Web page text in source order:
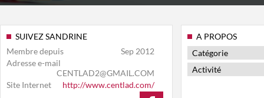
SUIVEZ SANDRINE
Membre depuis
Sep 2012
Adresse e-mail
CENTLAD2@GMAIL.COM
Site Internet
http://www.centlad.com/
A PROPOS
Catégorie
Activité